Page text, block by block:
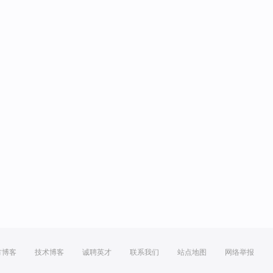
博客 技术博客 诚聘英才 联系我们 站点地图 网络举报